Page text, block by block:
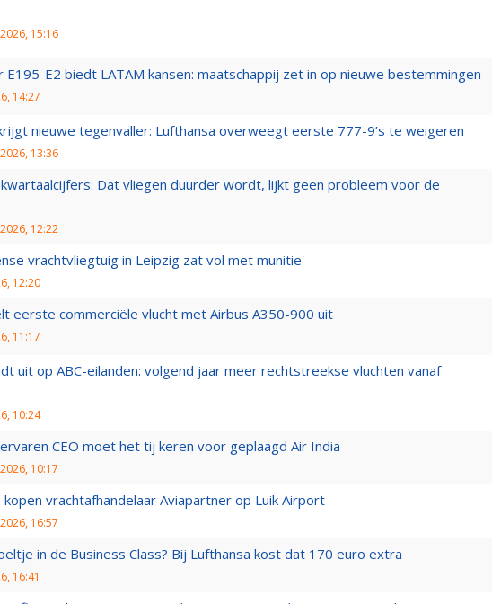
15:16
E195-E2 biedt LATAM kansen: maatschappij zet in op nieuwe bestemmingen
14:27
nieuwe tegenvaller: Lufthansa overweegt eerste 777-9’s te weigeren
13:36
Dat vliegen duurder wordt, lijkt geen probleem voor de
12:22
vrachtvliegtuig in Leipzig zat vol met munitie'
12:20
eerste commerciële vlucht met Airbus A350-900 uit
11:17
uit op ABC-eilanden: volgend jaar meer rechtstreekse vluchten vanaf
10:24
CEO moet het tij keren voor geplaagd Air India
10:17
kopen vrachtafhandelaar Aviapartner op Luik Airport
16:57
in de Business Class? Bij Lufthansa kost dat 170 euro extra
16:41